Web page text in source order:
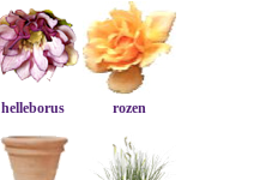
helleborus rozen